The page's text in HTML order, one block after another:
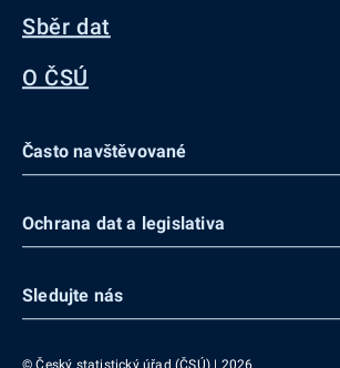
Sběr dat
O ČSÚ
Často navštěvované
Ochrana dat a legislativa
Sledujte nás
© Český statistický úřad (ČSÚ) | 2026